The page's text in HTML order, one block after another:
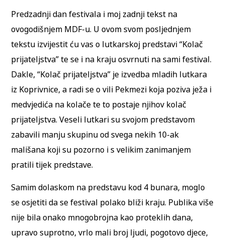
Predzadnji dan festivala i moj zadnji tekst na
ovogodišnjem MDF-u. U ovom svom posljednjem
tekstu izvijestit ću vas o lutkarskoj predstavi “Kolač
prijateljstva” te se i na kraju osvrnuti na sami festival.
Dakle, “Kolač prijateljstva” je izvedba mladih lutkara
iz Koprivnice, a radi se o vili Pekmezi koja poziva ježa i
medvjedića na kolače te to postaje njihov kolač
prijateljstva. Veseli lutkari su svojom predstavom
zabavili manju skupinu od svega nekih 10-ak
mališana koji su pozorno i s velikim zanimanjem
pratili tijek predstave.
Samim dolaskom na predstavu kod 4 bunara, moglo
se osjetiti da se festival polako bliži kraju. Publika više
nije bila onako mnogobrojna kao proteklih dana,
upravo suprotno, vrlo mali broj ljudi, pogotovo djece,